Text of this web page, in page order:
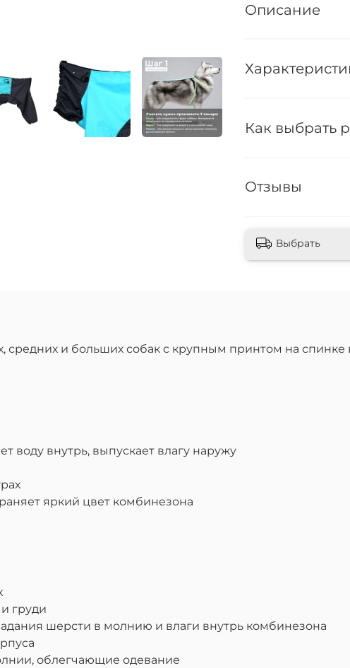
Описание
Как выбрать
Отзывы
Выбрать
средних и больших собак с крупным принтом на
воду внутрь, выпускает влагу наружу
яркий цвет комбинезона
груди
шерсти в молнию и влаги внутрь комбинезона
облегчающие одевание